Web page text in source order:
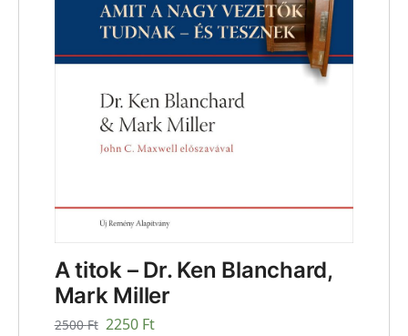
A titok – Dr. Ken Blanchard,
Mark Miller
2500Ft 2250 Ft